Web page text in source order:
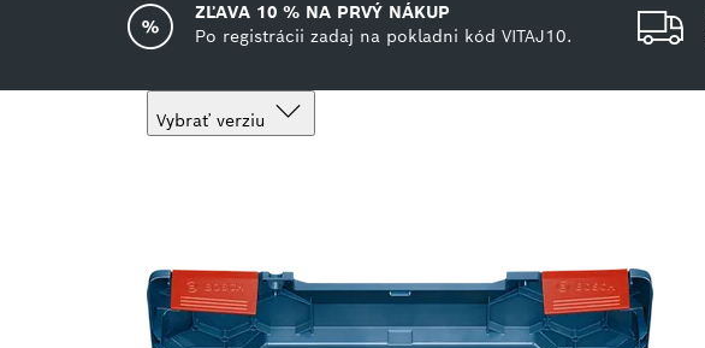
ZĽAVA 10 % NA PRVÝ NÁKUP
Po registrácii zadaj na pokladni kód VITAJ10.
Vybrať verziu